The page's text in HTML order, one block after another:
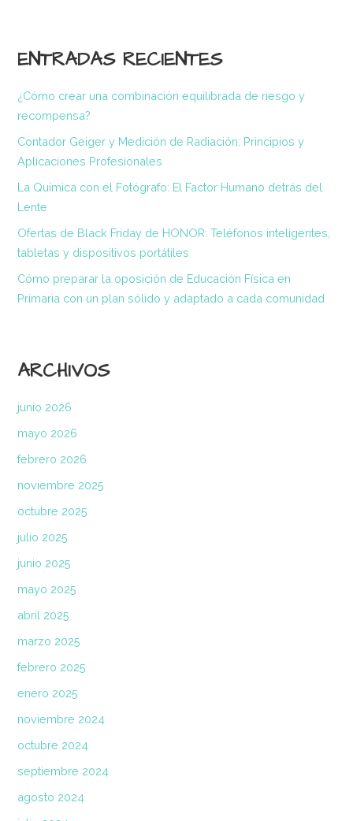
ENTRADAS RECIENTES
¿Cómo crear una combinación equilibrada de riesgo y
recompensa?
Contador Geiger y Medición de Radiación: Principios y
Aplicaciones Profesionales
La Química con el Fotógrafo: El Factor Humano detrás del
Lente
Ofertas de Black Friday de HONOR: Teléfonos inteligentes,
tabletas y dispositivos portátiles
Cómo preparar la oposición de Educación Física en
Primaria con un plan sólido y adaptado a cada comunidad
ARCHIVOS
junio 2026
mayo 2026
febrero 2026
noviembre 2025
octubre 2025
julio 2025
junio 2025
mayo 2025
abril 2025
marzo 2025
febrero 2025
enero 2025
noviembre 2024
octubre 2024
septiembre 2024
agosto 2024